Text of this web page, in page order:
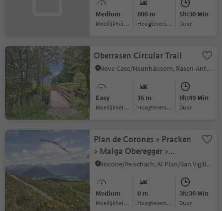
Medium
Moeilijkheidsgraad
800 m
Hoogteverschil
5h:30 Min
Duur
Oberrasen Circular Trail
Nove Case/Neunhäusern, Rasen-Antholz/Rasun Anterselva, Dolomites Region Kronplatz/Plan de Corones
Easy
Moeilijkheidsgraad
16 m
Hoogteverschil
0h:49 Min
Duur
Plan de Corones > Pracken
> Malga Oberegger >
Casola
Riscone/Reischach, Al Plan/San Vigilio, Dolomites Region Kronplatz/Plan de Corones
Medium
Moeilijkheidsgraad
0 m
Hoogteverschil
3h:30 Min
Duur